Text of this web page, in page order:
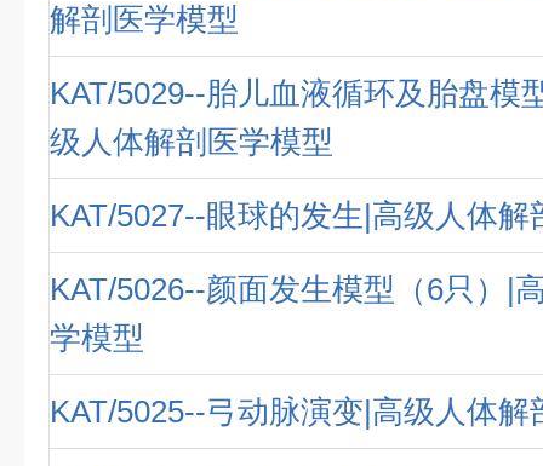
解剖医学模型
KAT/5029--胎儿血液循环及胎盘模
级人体解剖医学模型
KAT/5027--眼球的发生|高级人体解
KAT/5026--颜面发生模型（6只）|
学模型
KAT/5025--弓动脉演变|高级人体解